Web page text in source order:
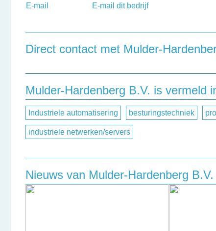
E-mail
E-mail dit bedrijf
Direct contact met Mulder-
onderstaand contactformulier in te vullen.
Naam
Bedrijfsnaam
Telefoonnummer
Mulder-Hardenberg B.V. is vermeld
Industriele automatisering besturingstechniek
industriele netwerken/servers
Nieuws van Mulder-Hardenberg B.V.